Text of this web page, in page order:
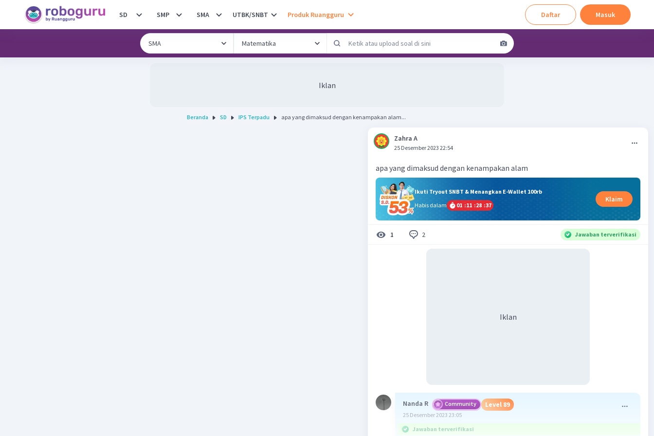
SD SMP SMA UTBK/SNBT Produk Ruangguru Daftar Masuk
Iklan
Beranda SD IPS Terpadu apa yang dimaksud dengan kenampakan alam...
Zahra A
25 Desember 2023 22:54
apa yang dimaksud dengan kenampakan alam
Ikuti Tryout SNBT & Menangkan E-Wallet 100rb
Habis dalam
01 :11 :28 :36
Klaim
1 2 Jawaban terverifikasi
Iklan
Nanda R Community Level 89
25 Desember 2023 23:05
Jawaban terverifikasi